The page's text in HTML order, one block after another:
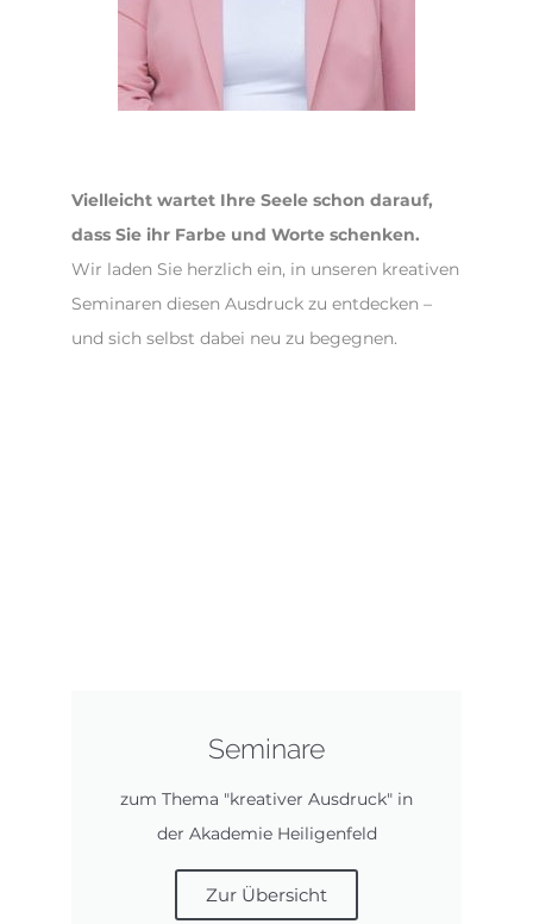
Vielleicht wartet Ihre Seele schon darauf,
dass Sie ihr Farbe und Worte schenken.
Wir laden Sie herzlich ein, in unseren kreativen
Seminaren diesen Ausdruck zu entdecken –
und sich selbst dabei neu zu begegnen.
Seminare
zum Thema "kreativer Ausdruck" in
der Akademie Heiligenfeld
Zur Übersicht